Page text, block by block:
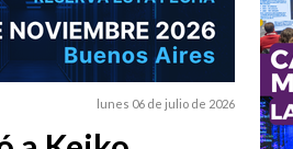
lunes 06 de julio de 2026